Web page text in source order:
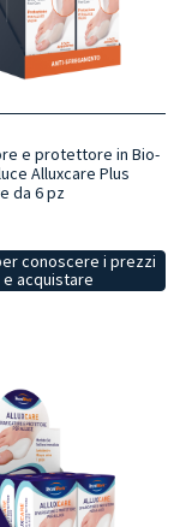
e protettore in Bio-
Alluxcare Plus
da 6 pz
conoscere i prezzi
e acquistare